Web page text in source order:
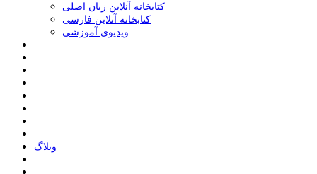
کتابخانه آنلاین زبان اصلی
کتابخانه آنلاین فارسی
ویدیوی آموزشی
وبلاگ